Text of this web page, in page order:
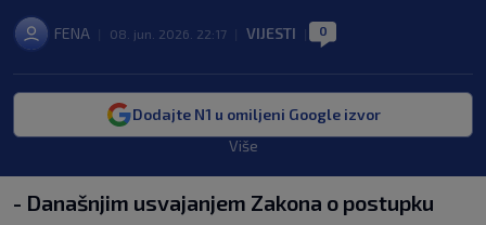
FENA 08. jun. 2026. 22:17 VIJESTI 0
Dodajte N1 u omiljeni Google izvor
Više
- Današnjim usvajanjem Zakona o postupku